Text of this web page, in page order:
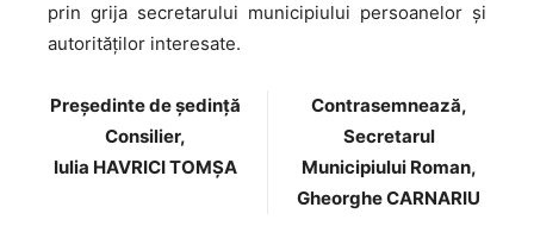
prin grija secretarului municipiului persoanelor şi
autorităţilor interesate.
Preşedinte de şedinţă
Consilier,
Iulia HAVRICI TOMȘA
Contrasemnează,
Secretarul
Municipiului Roman,
Gheorghe CARNARIU